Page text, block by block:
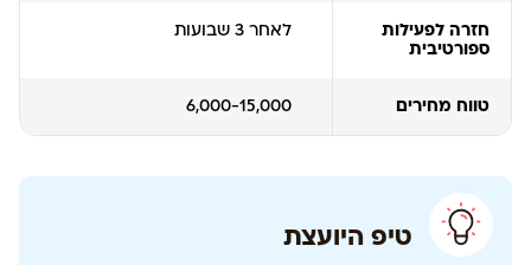
חזרה לפעילות
ספורטיבית
לאחר 3 שבועות
טווח מחירים 6,000-15,000
טיפ היועצת